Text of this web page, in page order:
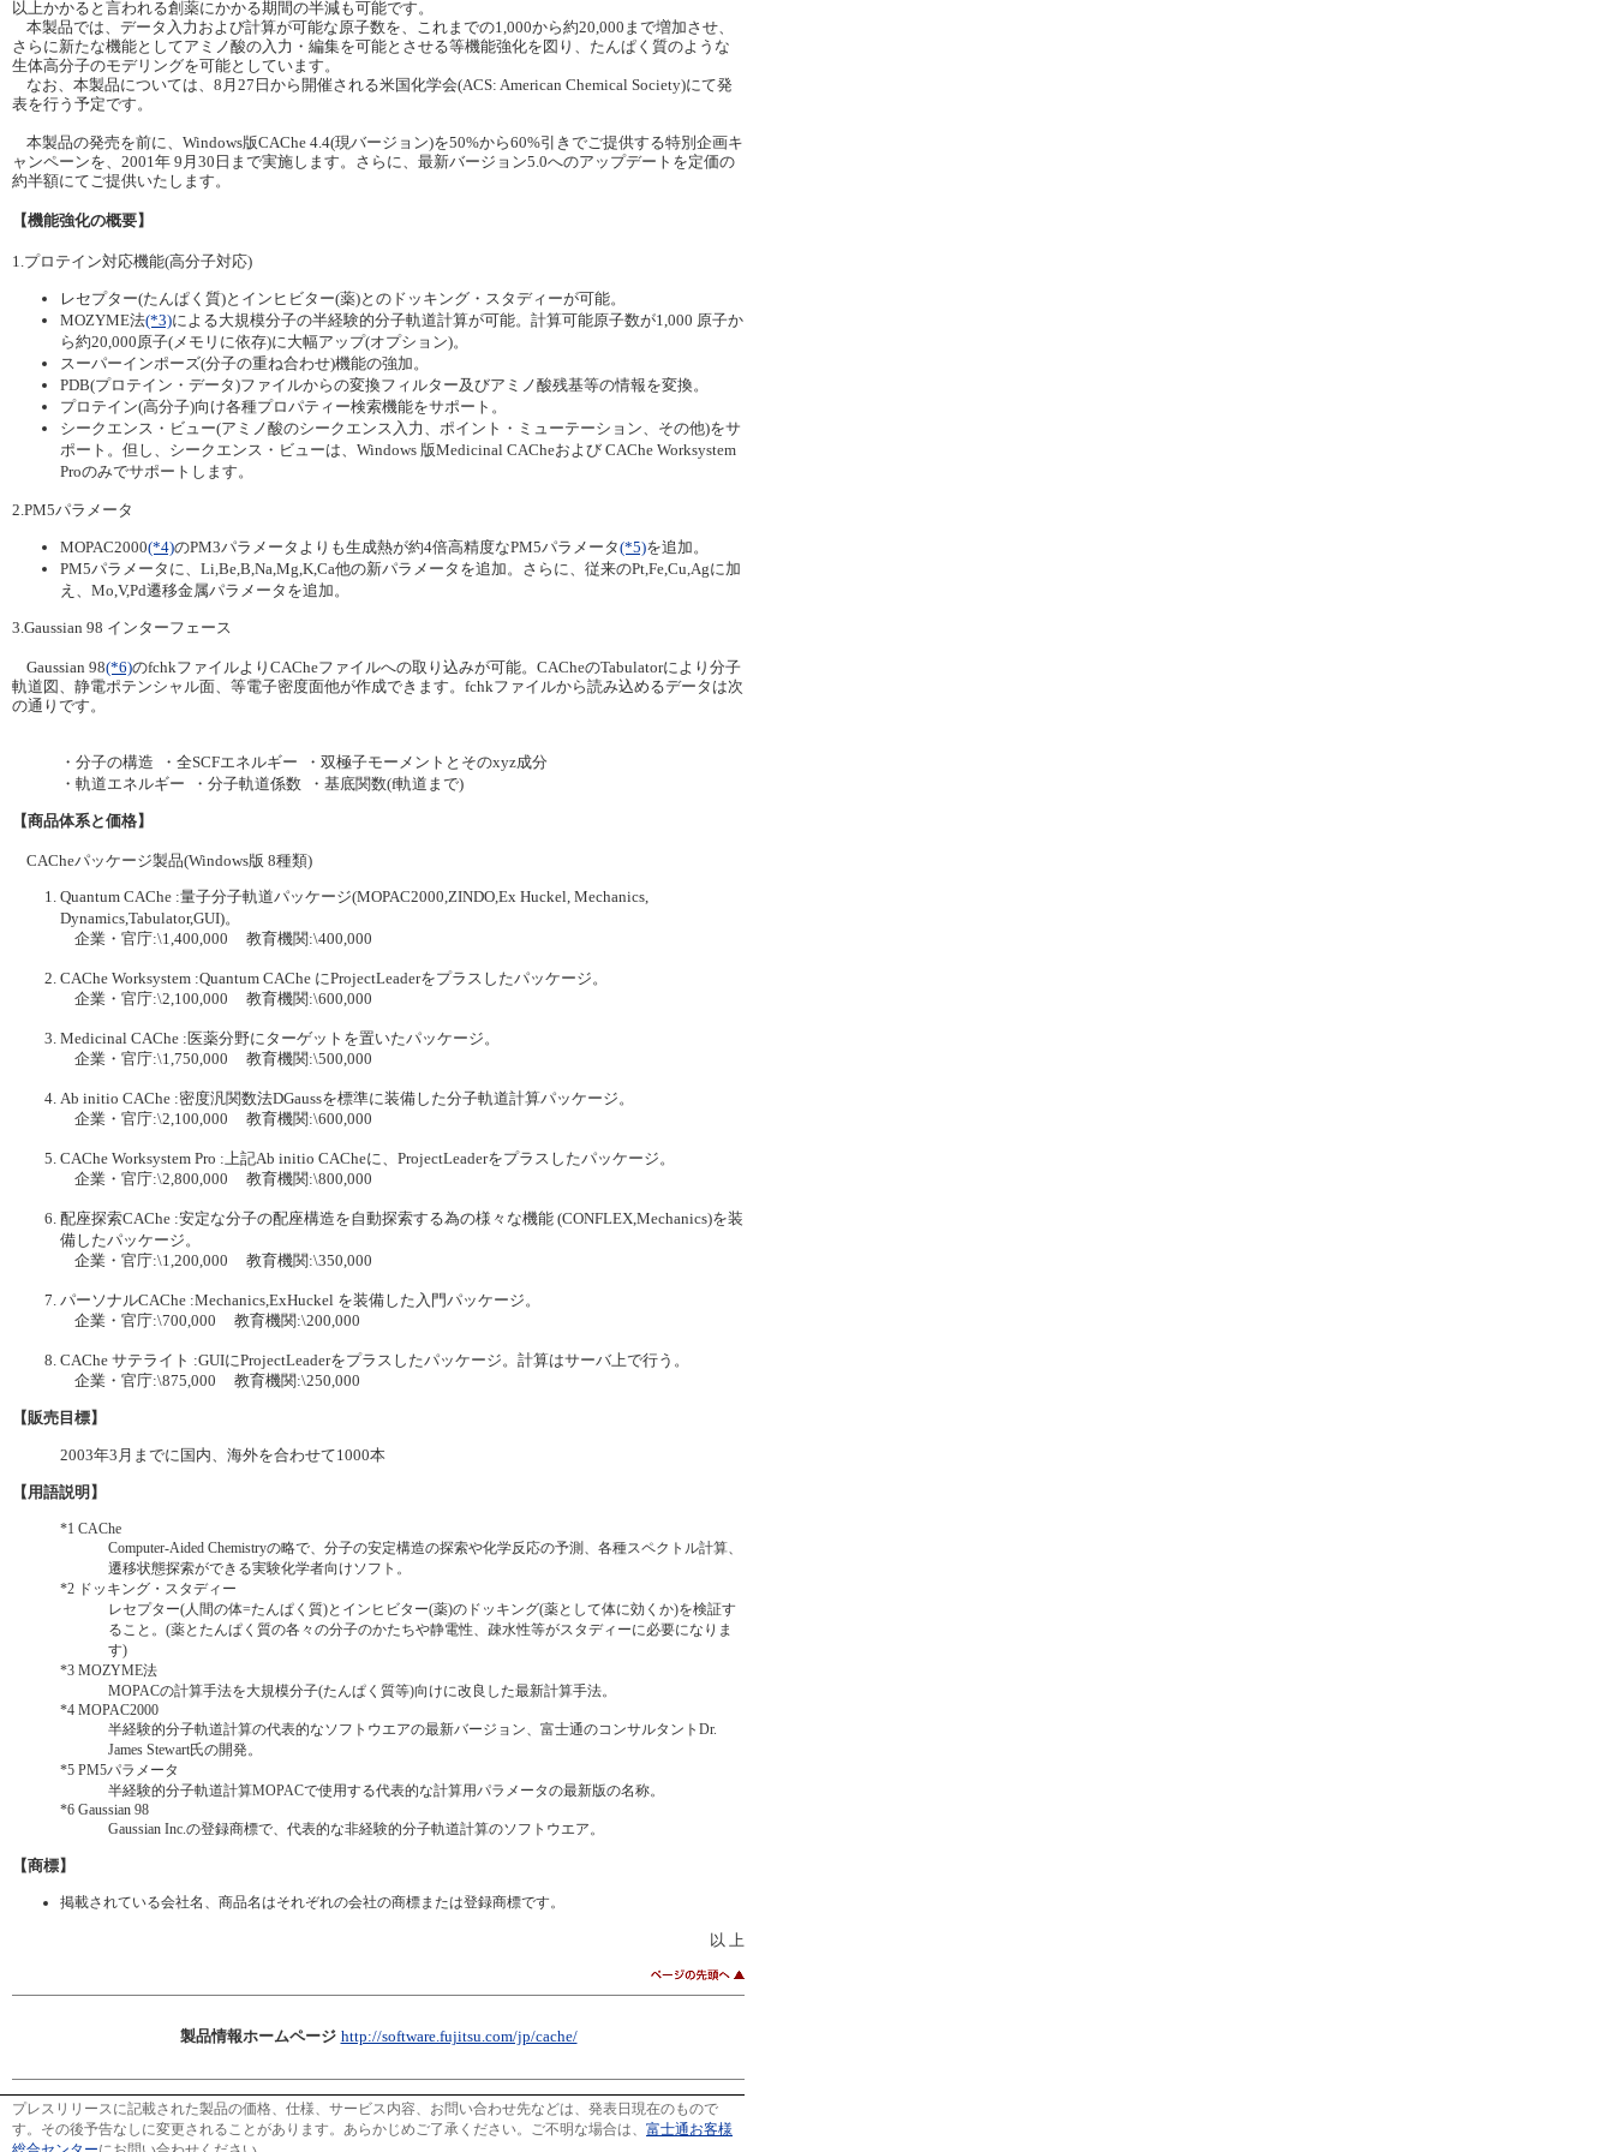
以上かかると言われる創薬にかかる期間の半減も可能です。
本製品では、データ入力および計算が可能な原子数を、これまでの1,000から約20,000まで増加させ、
さらに新たな機能としてアミノ酸の入力・編集を可能とさせる等機能強化を図り、たんぱく質のような
生体高分子のモデリングを可能としています。
なお、本製品については、8月27日から開催される米国化学会(ACS: American Chemical Society)にて発
表を行う予定です。
本製品の発売を前に、Windows版CAChe 4.4(現バージョン)を50%から60%引きでご提供する特別企画キ
ャンペーンを、2001年 9月30日まで実施します。さらに、最新バージョン5.0へのアップデートを定価の
約半額にてご提供いたします。
【機能強化の概要】
1.プロテイン対応機能(高分子対応)
レセプター(たんぱく質)とインヒビター(薬)とのドッキング・スタディーが可能。
MOZYME法(*3)による大規模分子の半経験的分子軌道計算が可能。計算可能原子数が1,000 原子か
ら約20,000原子(メモリに依存)に大幅アップ(オプション)。
スーパーインポーズ(分子の重ね合わせ)機能の強加。
PDB(プロテイン・データ)ファイルからの変換フィルター及びアミノ酸残基等の情報を変換。
プロテイン(高分子)向け各種プロパティー検索機能をサポート。
シークエンス・ビュー(アミノ酸のシークエンス入力、ポイント・ミューテーション、その他)をサ
ポート。但し、シークエンス・ビューは、Windows 版Medicinal CACheおよび CAChe Worksystem
Proのみでサポートします。
2.PM5パラメータ
MOPAC2000(*4)のPM3パラメータよりも生成熱が約4倍高精度なPM5パラメータ(*5)を追加。
PM5パラメータに、Li,Be,B,Na,Mg,K,Ca他の新パラメータを追加。さらに、従来のPt,Fe,Cu,Agに加
え、Mo,V,Pd遷移金属パラメータを追加。
3.Gaussian 98 インターフェース
Gaussian 98(*6)のfchkファイルよりCACheファイルへの取り込みが可能。CACheのTabulatorにより分子
軌道図、静電ポテンシャル面、等電子密度面他が作成できます。fchkファイルから読み込めるデータは次
の通りです。
・分子の構造 ・全SCFエネルギー ・双極子モーメントとそのxyz成分
・軌道エネルギー ・分子軌道係数 ・基底関数(f軌道まで)
【商品体系と価格】
CACheパッケージ製品(Windows版 8種類)
Quantum CAChe :量子分子軌道パッケージ(MOPAC2000,ZINDO,Ex Huckel, Mechanics,
Dynamics,Tabulator,GUI)。
企業・官庁:\1,400,000 教育機関:\400,000
CAChe Worksystem :Quantum CAChe にProjectLeaderをプラスしたパッケージ。
企業・官庁:\2,100,000 教育機関:\600,000
Medicinal CAChe :医薬分野にターゲットを置いたパッケージ。
企業・官庁:\1,750,000 教育機関:\500,000
Ab initio CAChe :密度汎関数法DGaussを標準に装備した分子軌道計算パッケージ。
企業・官庁:\2,100,000 教育機関:\600,000
CAChe Worksystem Pro :上記Ab initio CACheに、ProjectLeaderをプラスしたパッケージ。
企業・官庁:\2,800,000 教育機関:\800,000
配座探索CAChe :安定な分子の配座構造を自動探索する為の様々な機能 (CONFLEX,Mechanics)を装
備したパッケージ。
企業・官庁:\1,200,000 教育機関:\350,000
パーソナルCAChe :Mechanics,ExHuckel を装備した入門パッケージ。
企業・官庁:\700,000 教育機関:\200,000
CAChe サテライト :GUIにProjectLeaderをプラスしたパッケージ。計算はサーバ上で行う。
企業・官庁:\875,000 教育機関:\250,000
【販売目標】
2003年3月までに国内、海外を合わせて1000本
【用語説明】
*1 CAChe
Computer-Aided Chemistryの略で、分子の安定構造の探索や化学反応の予測、各種スペクトル計算、
遷移状態探索ができる実験化学者向けソフト。
*2 ドッキング・スタディー
レセプター(人間の体=たんぱく質)とインヒビター(薬)のドッキング(薬として体に効くか)を検証す
ること。(薬とたんぱく質の各々の分子のかたちや静電性、疎水性等がスタディーに必要になりま
す)
*3 MOZYME法
MOPACの計算手法を大規模分子(たんぱく質等)向けに改良した最新計算手法。
*4 MOPAC2000
半経験的分子軌道計算の代表的なソフトウエアの最新バージョン、富士通のコンサルタントDr.
James Stewart氏の開発。
*5 PM5パラメータ
半経験的分子軌道計算MOPACで使用する代表的な計算用パラメータの最新版の名称。
*6 Gaussian 98
Gaussian Inc.の登録商標で、代表的な非経験的分子軌道計算のソフトウエア。
【商標】
掲載されている会社名、商品名はそれぞれの会社の商標または登録商標です。
以 上
製品情報ホームページ http://software.fujitsu.com/jp/cache/
プレスリリースに記載された製品の価格、仕様、サービス内容、お問い合わせ先などは、発表日現在のもので
す。その後予告なしに変更されることがあります。あらかじめご了承ください。ご不明な場合は、 富士通お客様